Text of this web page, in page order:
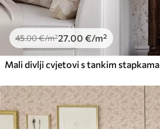
45.00€/m²27.00 €/m²
Mali divlji cvjetovi s tankim stapkama